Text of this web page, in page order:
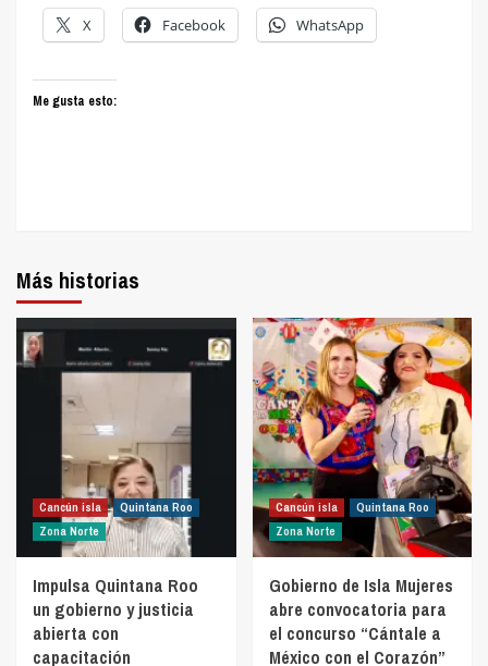
X Facebook WhatsApp
Me gusta esto:
Más historias
Cancún isla
Quintana Roo
Zona Norte
Impulsa Quintana Roo
un gobierno y justicia
abierta con
capacitación
Cancún isla
Quintana Roo
Zona Norte
Gobierno de Isla Mujeres
abre convocatoria para
el concurso “Cántale a
México con el Corazón”